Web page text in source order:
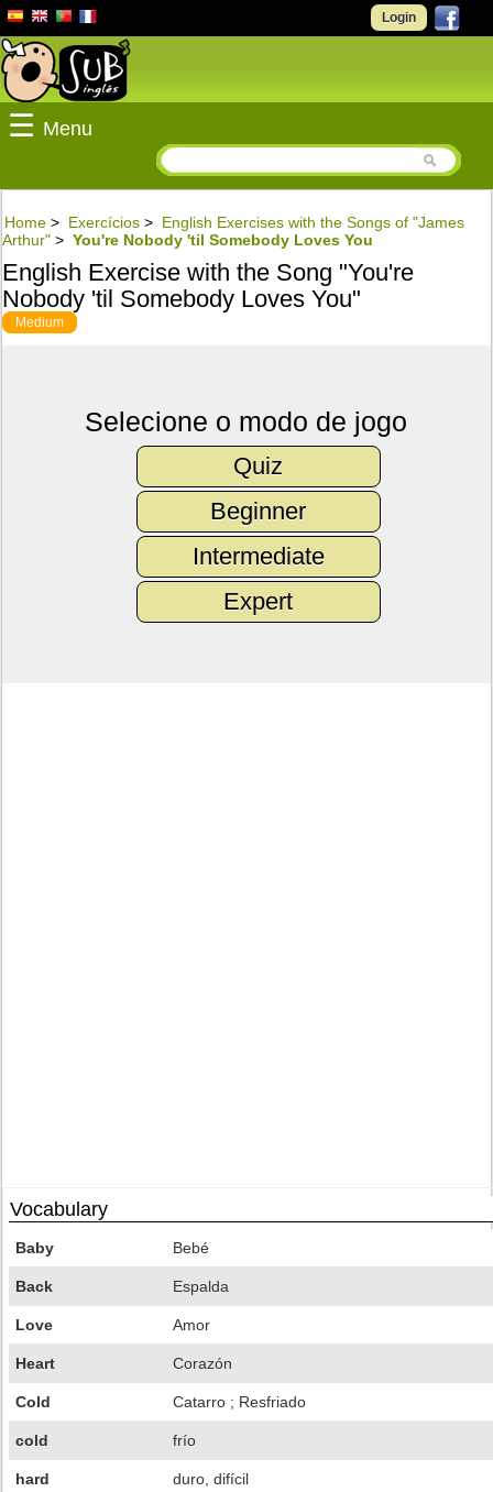
Login
☰ Menu
Home > Exercícios > English Exercises with the Songs of "James
Arthur" > You're Nobody 'til Somebody Loves You
English Exercise with the Song "You're
Nobody 'til Somebody Loves You"
Medium
Selecione o modo de jogo
Quiz
Beginner
Intermediate
Expert
Vocabulary
Baby Bebé
Back Espalda
Love Amor
Heart Corazón
Cold Catarro ; Resfriado
cold frío
hard duro, difícil